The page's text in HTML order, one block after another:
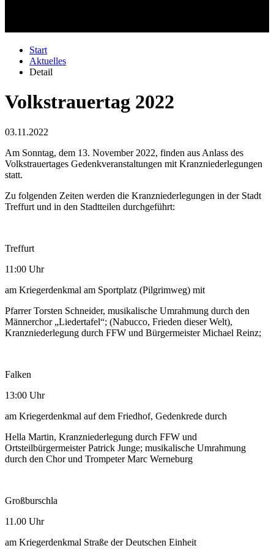
Start
Aktuelles
Detail
Volkstrauertag 2022
03.11.2022
Am Sonntag, dem 13. November 2022, finden aus Anlass des
Volkstrauertages Gedenkveranstaltungen mit Kranzniederlegungen
statt.
Zu folgenden Zeiten werden die Kranzniederlegungen in der Stadt
Treffurt und in den Stadtteilen durchgeführt:
Treffurt
11:00 Uhr
am Kriegerdenkmal am Sportplatz (Pilgrimweg) mit
Pfarrer Torsten Schneider, musikalische Umrahmung durch den
Männerchor „Liedertafel“; (Nabucco, Frieden dieser Welt),
Kranzniederlegung durch FFW und Bürgermeister Michael Reinz;
Falken
13:00 Uhr
am Kriegerdenkmal auf dem Friedhof, Gedenkrede durch
Hella Martin, Kranzniederlegung durch FFW und
Ortsteilbürgermeister Patrick Junge; musikalische Umrahmung
durch den Chor und Trompeter Marc Werneburg
Großburschla
11.00 Uhr
am Kriegerdenkmal Straße der Deutschen Einheit